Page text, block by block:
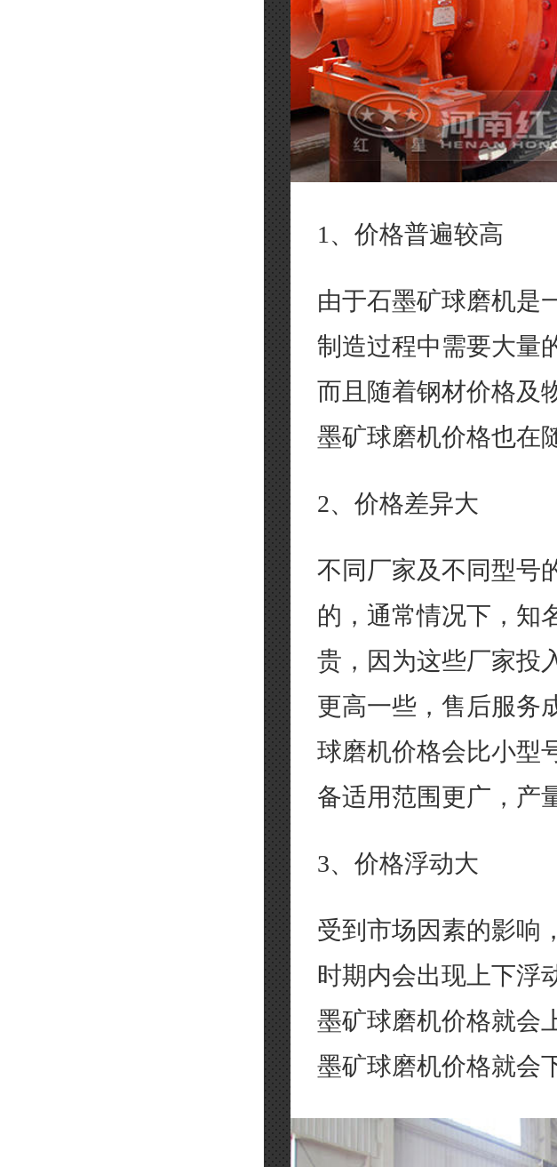
1、价格普遍较高
由于石墨矿球磨机是
制造过程中需要大量
而且随着钢材价格及
墨矿球磨机价格也在
2、价格差异大
不同厂家及不同型号
的，通常情况下，知
贵，因为这些厂家投
更高一些，售后服务
球磨机价格会比小型
备适用范围更广，产
3、价格浮动大
受到市场因素的影响
时期内会出现上下浮
墨矿球磨机价格就会
墨矿球磨机价格就会